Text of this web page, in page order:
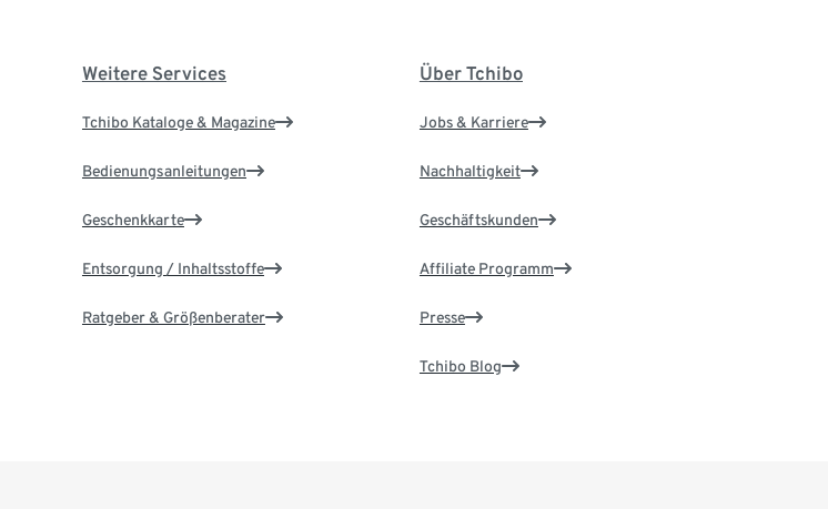
Weitere Services
Tchibo Kataloge & Magazine
Bedienungsanleitungen
Geschenkkarte
Entsorgung / Inhaltsstoffe
Ratgeber & Größenberater
Über Tchibo
Jobs & Karriere
Nachhaltigkeit
Geschäftskunden
Affiliate Programm
Presse
Tchibo Blog